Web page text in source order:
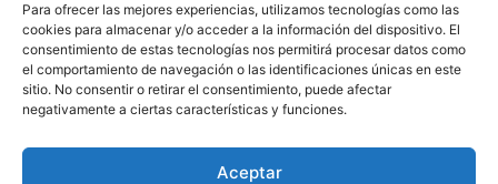
Para ofrecer las mejores experiencias, utilizamos tecnologías como las
cookies para almacenar y/o acceder a la información del dispositivo. El
consentimiento de estas tecnologías nos permitirá procesar datos como
el comportamiento de navegación o las identificaciones únicas en este
sitio. No consentir o retirar el consentimiento, puede afectar
negativamente a ciertas características y funciones.
Aceptar